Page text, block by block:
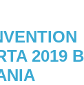
2019